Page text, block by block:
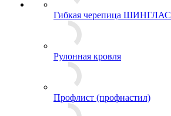
Гибкая черепица ШИНГЛАС
Рулонная кровля
Профлист (профнастил)